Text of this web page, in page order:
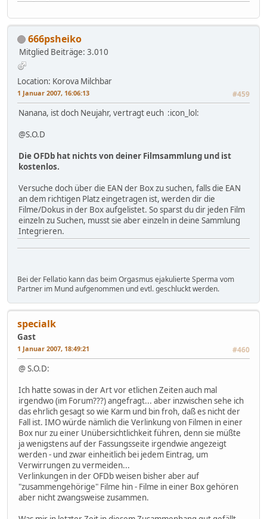
666psheiko
Mitglied Beiträge: 3.010
Location: Korova Milchbar
1 Januar 2007, 16:06:13 #459
Nanana, ist doch Neujahr, vertragt euch :icon_lol:
@S.O.D
Die OFDb hat nichts von deiner Filmsammlung und ist
kostenlos.
Versuche doch über die EAN der Box zu suchen, falls die EAN
an dem richtigen Platz eingetragen ist, werden dir die
Filme/Dokus in der Box aufgelistet. So sparst du dir jeden Film
einzeln zu Suchen, musst sie aber einzeln in deine Sammlung
Integrieren.
Bei der Fellatio kann das beim Orgasmus ejakulierte Sperma vom
Partner im Mund aufgenommen und evtl. geschluckt werden.
specialk
Gast
1 Januar 2007, 18:49:21 #460
@ S.O.D:
Ich hatte sowas in der Art vor etlichen Zeiten auch mal
irgendwo (im Forum???) angefragt... aber inzwischen sehe ich
das ehrlich gesagt so wie Karm und bin froh, daß es nicht der
Fall ist. IMO würde nämlich die Verlinkung von Filmen in einer
Box nur zu einer Unübersichtlichkeit führen, denn sie müßte
ja wenigstens auf der Fassungsseite irgendwie angezeigt
werden - und zwar einheitlich bei jedem Eintrag, um
Verwirrungen zu vermeiden...
Verlinkungen in der OFDb weisen bisher aber auf
"zusammengehörige" Filme hin - Filme in einer Box gehören
aber nicht zwangsweise zusammen.